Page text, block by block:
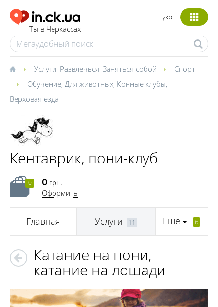
Ты в Черкассах
укр
Услуги, Развлечься, Заняться собой
Спорт
Обучение, Для животных, Конные клубы,
Верховая езда
Кентаврик, пони-клуб
0 0 грн.
Оформить
Главная Услуги 11 Еще 6
Катание на пони,
катание на лошади